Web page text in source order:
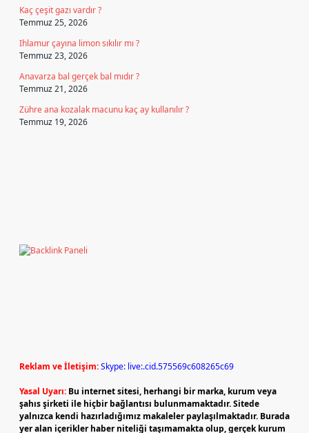
Kaç çeşit gazı vardır ?
Temmuz 25, 2026
Ihlamur çayına limon sıkılır mı ?
Temmuz 23, 2026
Anavarza bal gerçek bal mıdır ?
Temmuz 21, 2026
Zühre ana kozalak macunu kaç ay kullanılır ?
Temmuz 19, 2026
Reklam ve İletişim:Skype: live:.cid.575569c608265c69
Yasal Uyarı: Bu internet sitesi, herhangi bir marka, kurum veya
şahıs şirketi ile hiçbir bağlantısı bulunmamaktadır. Sitede
yalnızca kendi hazırladığımız makaleler paylaşılmaktadır. Burada
yer alan içerikler haber niteliği taşımamakta olup, gerçek kurum